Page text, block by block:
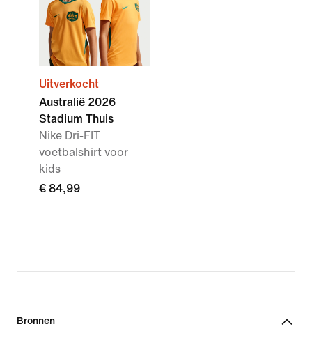
Uitverkocht
Australië 2026
Stadium Thuis
Nike Dri-FIT
voetbalshirt voor
kids
€ 84,99
Bronnen